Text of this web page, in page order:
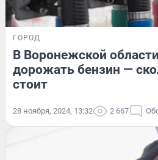
ГОРОД
В Воронежской
дорожать бензин —
стоит
28 ноября, 2024, 13:32 2 667